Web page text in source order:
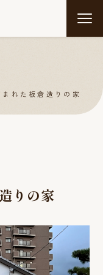
れた板倉造りの家
りの家